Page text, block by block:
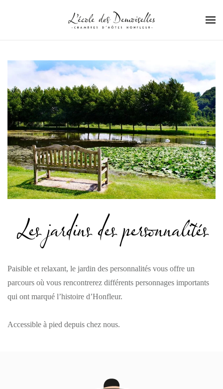
Passer au contenu principal
Les jardins des personnalités
Paisible et relaxant, le jardin des personnalités vous offre un
parcours où vous rencontrerez différents personnages importants
qui ont marqué l’histoire d’Honfleur.
Accessible à pied depuis chez nous.